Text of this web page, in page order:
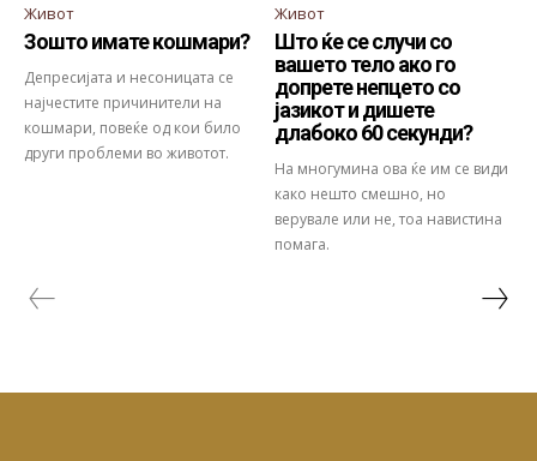
Живот
Зошто имате кошмари?
Депресијата и несоницата се
најчестите причинители на
кошмари, повеќе од кои било
други проблеми во животот.
Живот
Што ќе се случи со
вашето тело ако го
допрете непцето со
јазикот и дишете
длабоко 60 секунди?
На многумина ова ќе им се види
како нешто смешно, но
верувале или не, тоа навистина
помага.